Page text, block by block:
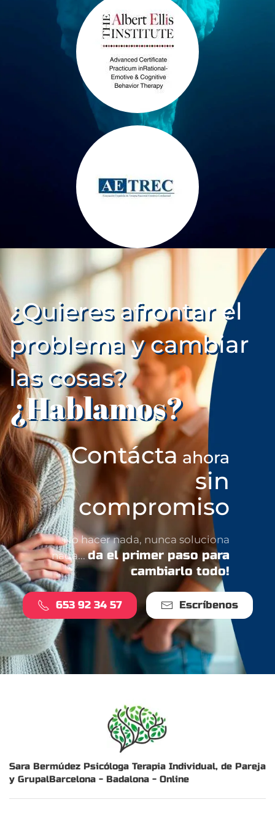
¿Quieres afrontar el
problema y cambiar
las cosas?
¿Hablamos?
¡Contácta ahora
sin
compromiso
No hacer nada, nunca soluciona
nada...da el primer paso para
cambiarlo todo!
653 92 34 57 Escríbenos
Sara Bermúdez Psicóloga Terapia Individual, de Pareja
y GrupalBarcelona - Badalona - Online